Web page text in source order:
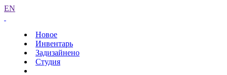
EN
Новое
Инвентарь
Задизайнено
Студия